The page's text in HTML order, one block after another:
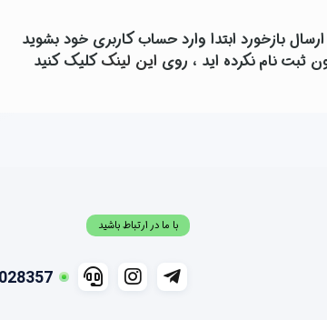
ارسال بازخورد ابتدا وارد حساب کاربری خود بشوید
ثبت نام نکرده اید ، روی این لینککلیک کنید
با ما در ارتباط باشید